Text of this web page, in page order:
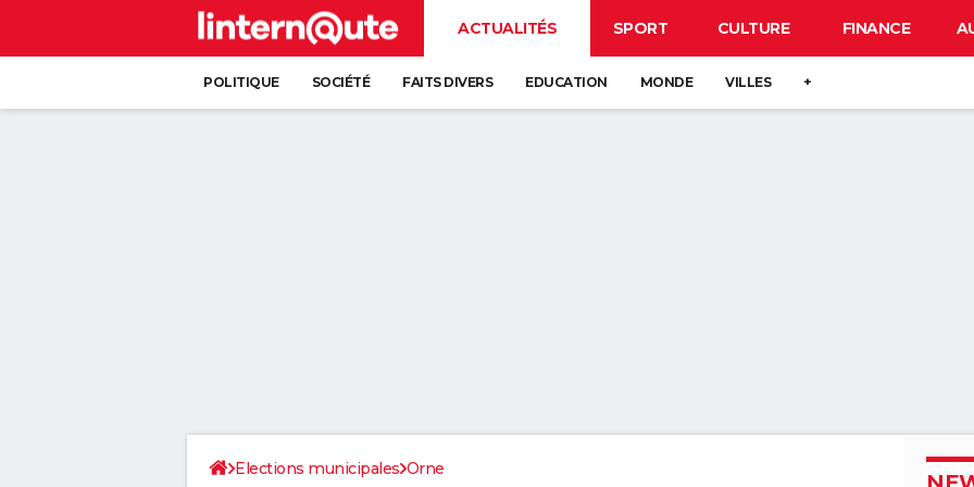
ACTUALITÉS SPORT CULTURE FINANCE
POLITIQUE SOCIÉTÉ FAITS DIVERS EDUCATION MONDE VILLES +
Elections municipales Orne